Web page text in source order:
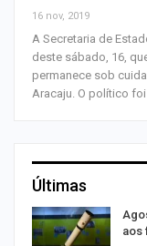
16 nov, 2019
A Secretaria de
deste sábado, 16,
permanece sob
Aracaju. O político
Últimas
aos